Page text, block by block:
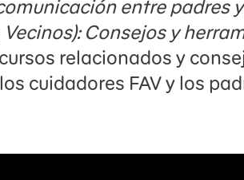
entre padres y
Consejos y
relacionados y
cuidadores FAV y los